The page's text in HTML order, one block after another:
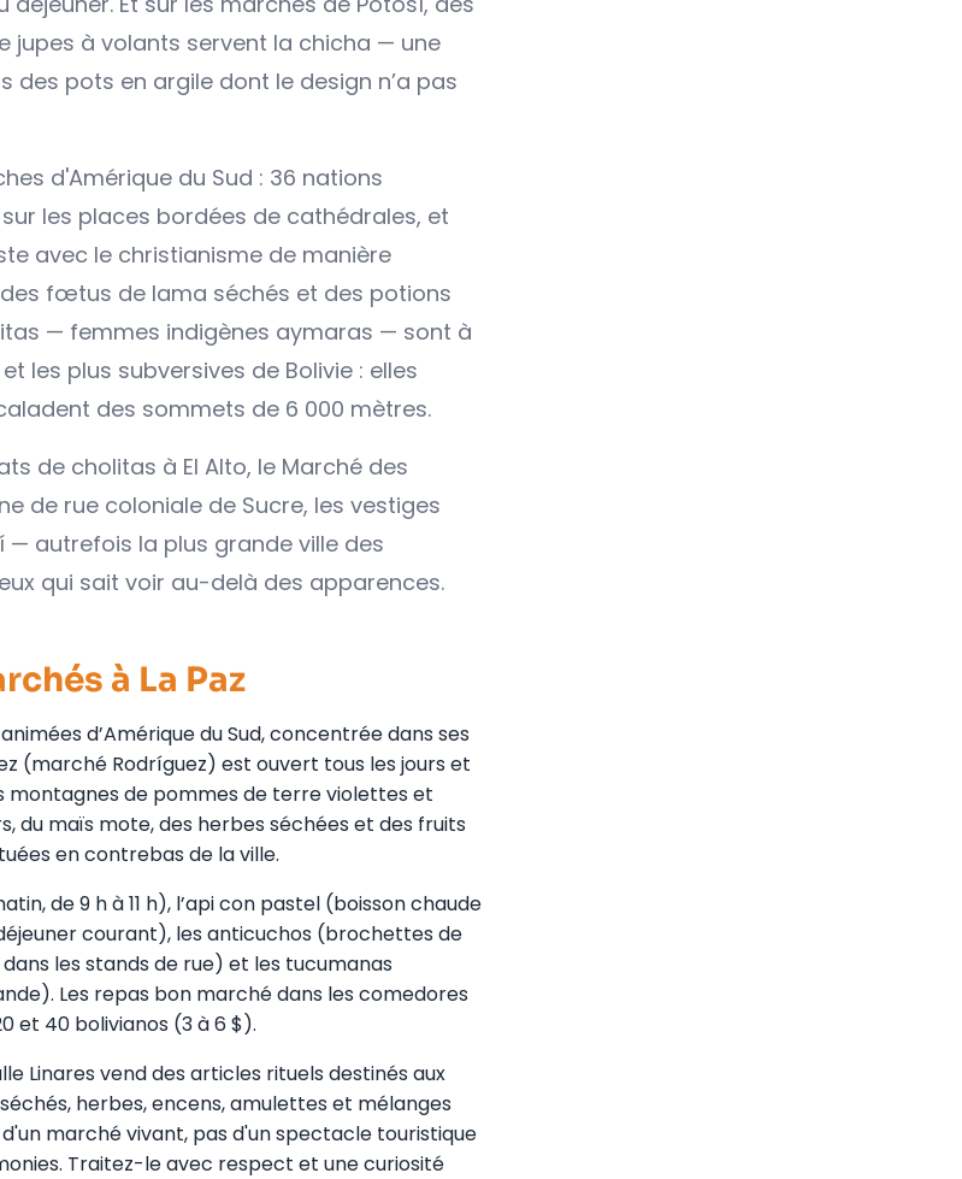
jupes à volants servent la chicha — une
des pots en argile dont le design n’a pas
d'Amérique du Sud : 36 nations
les places bordées de cathédrales, et
avec le christianisme de manière
des fœtus de lama séchés et des potions
— femmes indigènes aymaras — sont à
les plus subversives de Bolivie : elles
des sommets de 6 000 mètres.
de cholitas à El Alto, le Marché des
de rue coloniale de Sucre, les vestiges
autrefois la plus grande ville des
qui sait voir au-delà des apparences.
à La Paz
d’Amérique du Sud, concentrée dans ses
(marché Rodríguez) est ouvert tous les jours et
montagnes de pommes de terre violettes et
du maïs mote, des herbes séchées et des fruits
en contrebas de la ville.
de 9 h à 11 h), l’api con pastel (boisson chaude
courant), les anticuchos (brochettes de
les stands de rue) et les tucumanas
Les repas bon marché dans les comedores
et 40 bolivianos (3 à 6 $).
Linares vend des articles rituels destinés aux
herbes, encens, amulettes et mélanges
marché vivant, pas d'un spectacle touristique
Traitez-le avec respect et une curiosité